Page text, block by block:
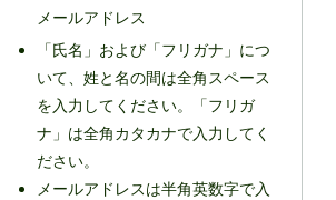
メールアドレス
「氏名」および「フリガナ」につ
いて、姓と名の間は全角スペース
を入力してください。「フリガ
ナ」は全角カタカナで入力してく
ださい。
メールアドレスは半⾓英数字で⼊